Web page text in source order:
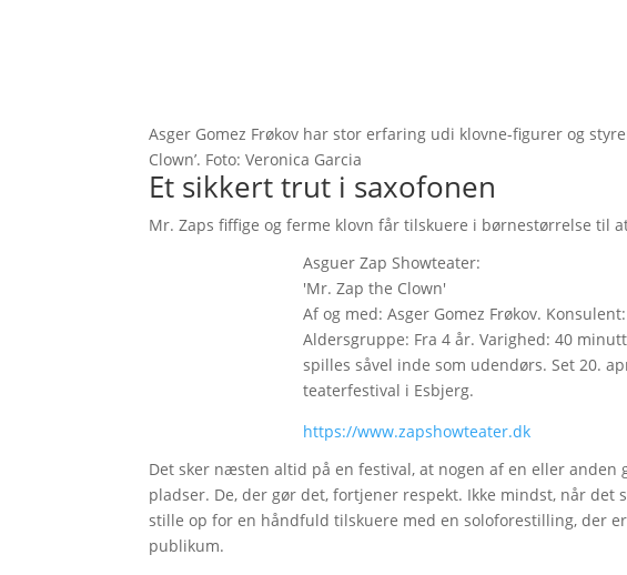
Asger Gomez Frøkov har stor erfaring udi klovne-figurer og
Clown’. Foto: Veronica Garcia
Et sikkert trut i saxofonen
Mr. Zaps fiffige og ferme klovn får tilskuere i børnestørrelse til
Asguer Zap Showteater:
'Mr. Zap the Clown'
Af og med: Asger Gomez Frøkov.
Aldersgruppe: Fra 4 år. Varighed: 40
spilles såvel inde som udendørs. Set 20.
teaterfestival i Esbjerg.
https://www.zapshowteater.dk
Det sker næsten altid på en festival, at nogen af en eller
pladser. De, der gør det, fortjener respekt. Ikke mindst, når det
stille op for en håndfuld tilskuere med en soloforestilling, der
publikum.